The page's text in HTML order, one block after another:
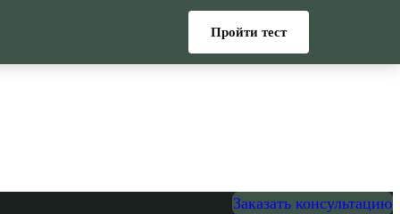
Заказать консультацию
Пройти тест